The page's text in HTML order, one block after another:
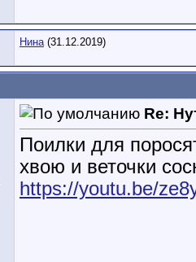
Нина(31.12.2019)
Re:
Поилки для
хвою и веточки
https://youtu.be/